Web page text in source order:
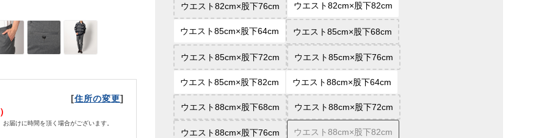
[住所の変更]
届けに時間を頂く場合がございます。
ウエスト82cm×股下76cm ウエスト82cm×股下82cm
ウエスト85cm×股下64cm ウエスト85cm×股下68cm
ウエスト85cm×股下72cm ウエスト85cm×股下76cm
ウエスト85cm×股下82cm ウエスト88cm×股下64cm
ウエスト88cm×股下68cm ウエスト88cm×股下72cm
ウエスト88cm×股下76cm ウエスト88cm×股下82cm